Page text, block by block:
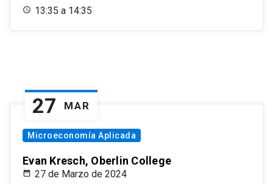
13:35 a 14:35
27 MAR
Microeconomía Aplicada
Evan Kresch, Oberlin College
27 de Marzo de 2024